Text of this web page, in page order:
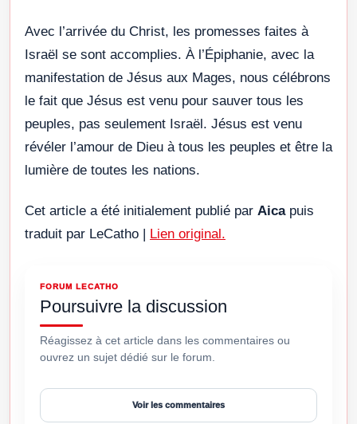
Avec l’arrivée du Christ, les promesses faites à
Israël se sont accomplies. À l’Épiphanie, avec la
manifestation de Jésus aux Mages, nous célébrons
le fait que Jésus est venu pour sauver tous les
peuples, pas seulement Israël. Jésus est venu
révéler l’amour de Dieu à tous les peuples et être la
lumière de toutes les nations.
Cet article a été initialement publié par Aica puis
traduit par LeCatho | Lien original.
FORUM LECATHO
Poursuivre la discussion
Réagissez à cet article dans les commentaires ou
ouvrez un sujet dédié sur le forum.
Voir les commentaires